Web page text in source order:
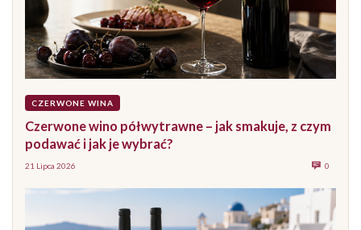
CZERWONE WINA
Czerwone wino półwytrawne – jak smakuje, z czym
podawać i jak je wybrać?
21 Lipca 2026 0